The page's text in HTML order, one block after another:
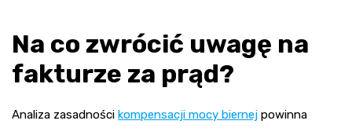
Na co zwrócić uwagę na
fakturze za prąd?
Analiza zasadności kompensacji mocy biernej powinna